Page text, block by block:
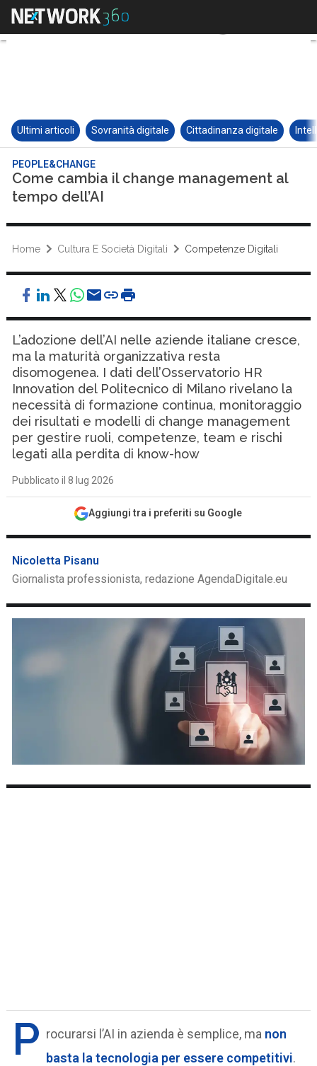
Ultimi articoli Sovranità digitale Cittadinanza digitale
PEOPLE&CHANGE
Come cambia il change management al
tempo dell’AI
Home Cultura E Società Digitali Competenze Digitali
L’adozione dell’AI nelle aziende italiane cresce,
ma la maturità organizzativa resta
disomogenea. I dati dell’Osservatorio HR
Innovation del Politecnico di Milano rivelano la
necessità di formazione continua, monitoraggio
dei risultati e modelli di change management
per gestire ruoli, competenze, team e rischi
legati alla perdita di know-how
Pubblicato il 8 lug 2026
Aggiungi tra i preferiti su Google
Nicoletta Pisanu
Giornalista professionista, redazione AgendaDigitale.eu
P rocurarsi l’AI in azienda è semplice, ma non
basta la tecnologia per essere competitivi.